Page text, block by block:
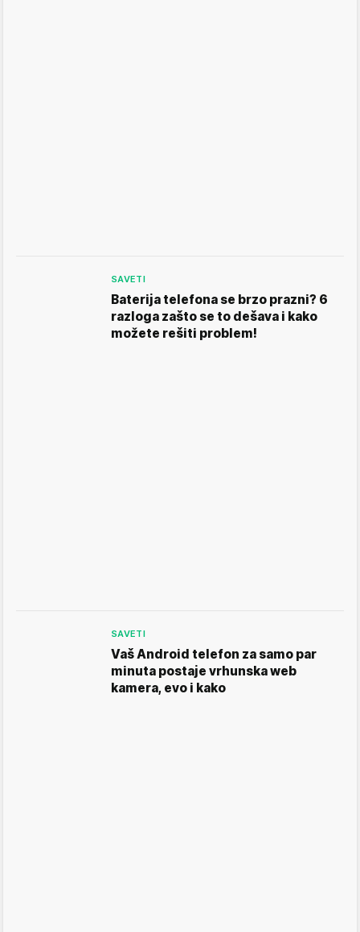
SAVETI
Baterija telefona se brzo prazni? 6
razloga zašto se to dešava i kako
možete rešiti problem!
SAVETI
Vaš Android telefon za samo par
minuta postaje vrhunska web
kamera, evo i kako